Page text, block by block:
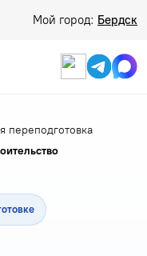
Мой город: Бердск
переподготовка